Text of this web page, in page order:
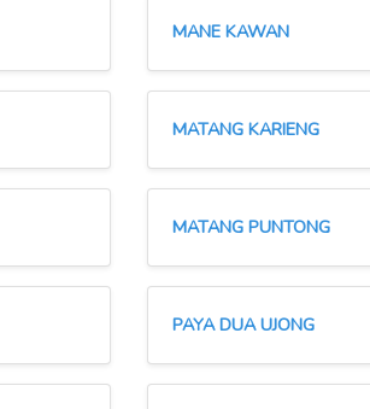
MANE KAWAN
MATANG KARIENG
MATANG PUNTONG
PAYA DUA UJONG